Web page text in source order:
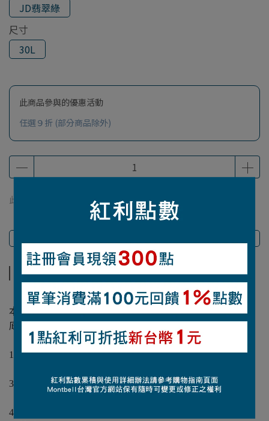
JD翡翠綠
尺寸
30L
此商品參與的優惠活動
任選９折 (部分商品除外)
此商品 「 最高 」可以折抵紅利 1600點 (約等於
商品介紹
【材質】
本體：100丹Ballistic®抗撕裂尼龍（聚氨酯塗層）
底部：210丹Ballistic®抗撕裂尼龍（聚氨酯塗層）
【重量】
1.23kg
30L（高53×寬32×深19公分）
48公分